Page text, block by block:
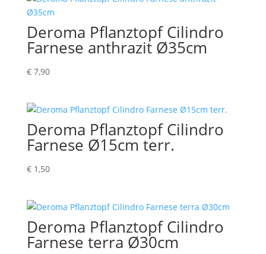
Deroma Pflanztopf Cilindro
Farnese anthrazit Ø35cm
€7,90
Deroma Pflanztopf Cilindro
Farnese Ø15cm terr.
€1,50
Deroma Pflanztopf Cilindro
Farnese terra Ø30cm